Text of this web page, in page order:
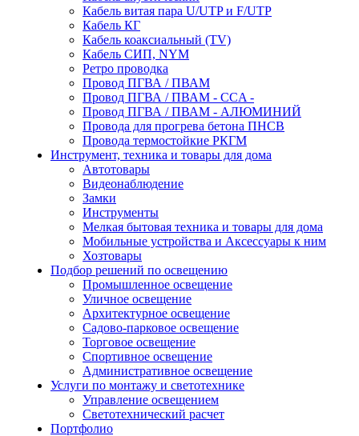
Кабель витая пара U/UTP и F/UTP
Кабель КГ
Кабель коаксиальный (TV)
Кабель СИП, NYM
Ретро проводка
Провод ПГВА / ПВАМ
Провод ПГВА / ПВАМ - CCA -
Провод ПГВА / ПВАМ - АЛЮМИНИЙ
Провода для прогрева бетона ПНСВ
Провода термостойкие РКГМ
Инструмент, техника и товары для дома
Автотовары
Видеонаблюдение
Замки
Инструменты
Мелкая бытовая техника и товары для дома
Мобильные устройства и Аксессуары к ним
Хозтовары
Подбор решений по освещению
Промышленное освещение
Уличное освещение
Архитектурное освещение
Садово-парковое освещение
Торговое освещение
Спортивное освещение
Административное освещение
Услуги по монтажу и светотехнике
Управление освещением
Светотехнический расчет
Портфолио